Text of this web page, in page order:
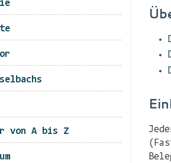
von A bis Z